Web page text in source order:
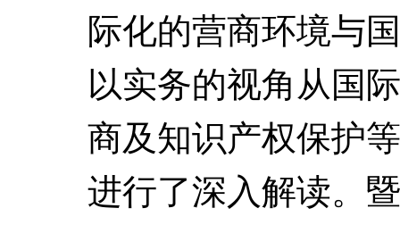
际化的营商环境与
以实务的视角从国
商及知识产权保护
进行了深入解读。